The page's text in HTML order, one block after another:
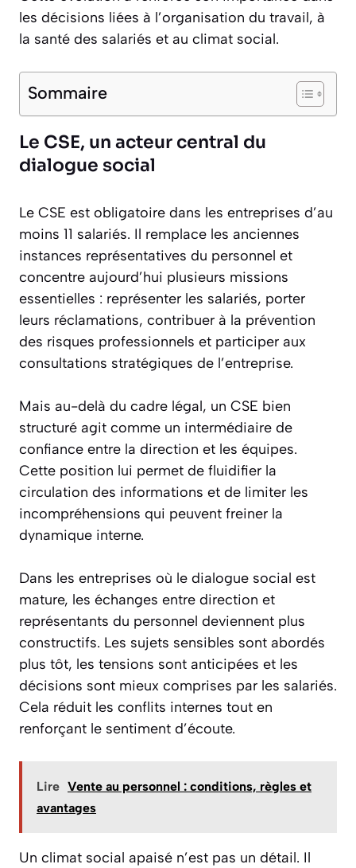
les décisions liées à l’organisation du travail, à
la santé des salariés et au climat social.
Sommaire
Le CSE, un acteur central du
dialogue social
Le CSE est obligatoire dans les entreprises d’au
moins 11 salariés. Il remplace les anciennes
instances représentatives du personnel et
concentre aujourd’hui plusieurs missions
essentielles : représenter les salariés, porter
leurs réclamations, contribuer à la prévention
des risques professionnels et participer aux
consultations stratégiques de l’entreprise.
Mais au-delà du cadre légal, un CSE bien
structuré agit comme un intermédiaire de
confiance entre la direction et les équipes.
Cette position lui permet de fluidifier la
circulation des informations et de limiter les
incompréhensions qui peuvent freiner la
dynamique interne.
Dans les entreprises où le dialogue social est
mature, les échanges entre direction et
représentants du personnel deviennent plus
constructifs. Les sujets sensibles sont abordés
plus tôt, les tensions sont anticipées et les
décisions sont mieux comprises par les salariés.
Cela réduit les conflits internes tout en
renforçant le sentiment d’écoute.
Lire Vente au personnel : conditions, règles et
avantages
Un climat social apaisé n’est pas un détail. Il